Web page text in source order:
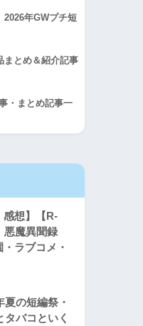
年GWプチ短
まとめ＆紹介記事
・まとめ記事一
感想】【R-
魔異聞録
・ラブコメ・
夏の短編祭・
タバコといく